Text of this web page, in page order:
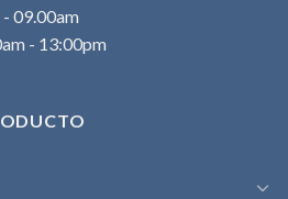
09.00am
- 13:00pm